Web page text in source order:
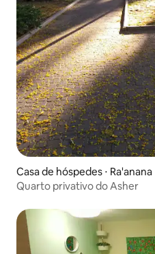
Casa de hóspedes ⋅ Ra'anana
Quarto privativo do Asher